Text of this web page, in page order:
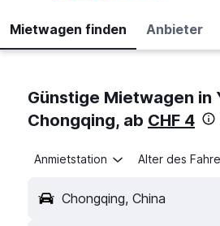
Mietwagen finden Anbieter
Günstige Mietwagen in
Chongqing, ab CHF 4
Anmietstation Alter des
Chongqing, China